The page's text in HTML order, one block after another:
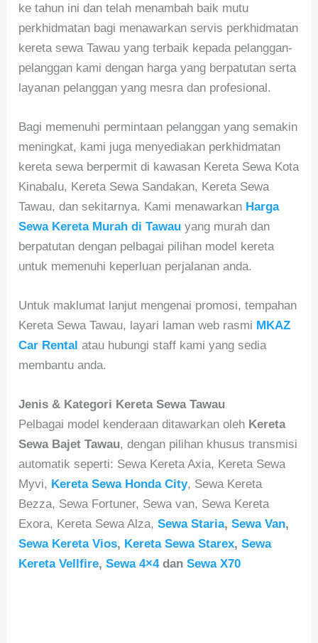
ke tahun ini dan telah menambah baik mutu
perkhidmatan bagi menawarkan servis perkhidmatan
kereta sewa Tawau yang terbaik kepada pelanggan-
pelanggan kami dengan harga yang berpatutan serta
layanan pelanggan yang mesra dan profesional.
Bagi memenuhi permintaan pelanggan yang semakin
meningkat, kami juga menyediakan perkhidmatan
kereta sewa berpermit di kawasan Kereta Sewa Kota
Kinabalu, Kereta Sewa Sandakan, Kereta Sewa
Tawau, dan sekitarnya. Kami menawarkan Harga
Sewa Kereta Murah di Tawau yang murah dan
berpatutan dengan pelbagai pilihan model kereta
untuk memenuhi keperluan perjalanan anda.
Untuk maklumat lanjut mengenai promosi, tempahan
Kereta Sewa Tawau, layari laman web rasmi MKAZ
Car Rental atau hubungi staff kami yang sedia
membantu anda.
Jenis & Kategori Kereta Sewa Tawau
Pelbagai model kenderaan ditawarkan oleh Kereta
Sewa Bajet Tawau, dengan pilihan khusus transmisi
automatik seperti: Sewa Kereta Axia, Kereta Sewa
Myvi, Kereta Sewa Honda City, Sewa Kereta
Bezza, Sewa Fortuner, Sewa van, Sewa Kereta
Exora, Kereta Sewa Alza, Sewa Staria, Sewa Van,
Sewa Kereta Vios, Kereta Sewa Starex, Sewa
Kereta Vellfire, Sewa 4×4dan Sewa X70